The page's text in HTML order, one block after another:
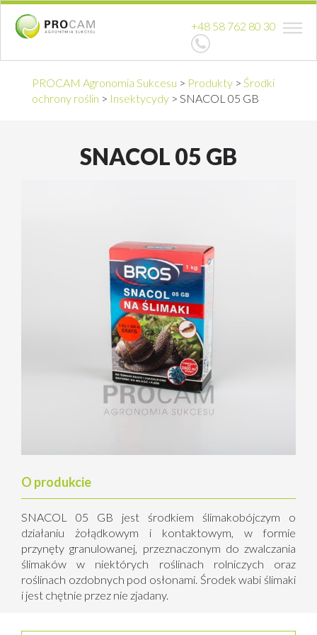
+48 58 762 80 30
PROCAM Agronomia Sukcesu > Produkty > Środki
ochrony roślin > Insektycydy > SNACOL 05 GB
SNACOL 05 GB
O produkcie
SNACOL 05 GB jest środkiem ślimakobójczym o
działaniu żołądkowym i kontaktowym, w formie
przynęty granulowanej, przeznaczonym do zwalczania
ślimaków w niektórych roślinach rolniczych oraz
roślinach ozdobnych pod osłonami. Środek wabi ślimaki
i jest chętnie przez nie zjadany.